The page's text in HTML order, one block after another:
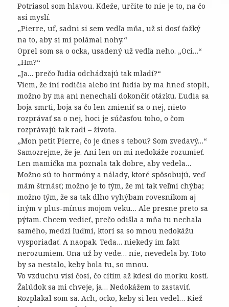
Potriasol som hlavou. Kdeže, určite to nie je to, na čo
asi myslí.
„Pierre, uf, sadni si sem vedľa mňa, už si dosť ťažký
na to, aby si mi polámal nohy.“
Oprel som sa o ocka, usadený už vedľa neho. „Oci…“
„Hm?“
„Ja… prečo ľudia odchádzajú tak mladí?“
Viem, že iní rodičia alebo iní ľudia by ma hneď stopli,
možno by ma ani nenechali dokončiť otázku. Ľudia sa
boja smrti, boja sa čo len zmieniť sa o nej, nieto
rozprávať sa o nej, hoci je súčasťou toho, o čom
rozprávajú tak radi – života.
„Mon petit Pierre, čo je dnes s tebou? Som zvedavý…“
Samozrejme, že je. Ani len on mi nedokáže rozumieť.
Len mamička ma poznala tak dobre, aby vedela…
Možno sú to hormóny a nálady, ktoré spôsobujú, veď
mám štrnásť; možno je to tým, že mi tak veľmi chýba;
možno tým, že sa tak dlho vyhýbam rovesníkom aj
iným v plus-mínus mojom veku… Ale presne preto sa
pýtam. Chcem vedieť, prečo odišla a mňa tu nechala
samého, medzi ľuďmi, ktorí sa so mnou nedokážu
vysporiadať. A naopak. Teda… niekedy im fakt
nerozumiem. Ona už by vede… nie, nevedela by. Toto
by sa nestalo, keby bola tu, so mnou.
Vo vzduchu visí čosi, čo cítim až kdesi do morku kostí.
Žalúdok sa mi chveje, ja… Nedokážem to zastaviť.
Rozplakal som sa. Ach, ocko, keby si len vedel… Kiež